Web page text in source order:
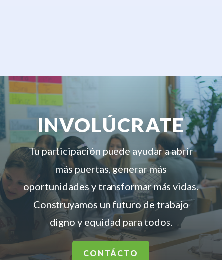
INVOLÚCRATE
Tu participación puede ayudar a abrir
más puertas, generar más
oportunidades y transformar más vidas.
Construyamos un futuro de trabajo
digno y equidad para todos.
CONTÁCTO